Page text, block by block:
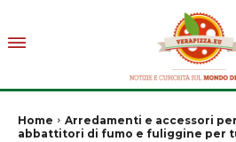
Home Arredamenti e accessori
abbattitori di fumo e fuliggine per